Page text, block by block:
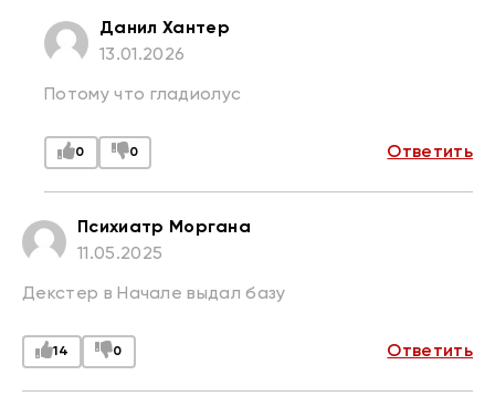
Данил Хантер
13.01.2026
Потому что гладиолус
0 0 Ответить
Психиатр Моргана
11.05.2025
Декстер в Начале выдал базу
14 0 Ответить